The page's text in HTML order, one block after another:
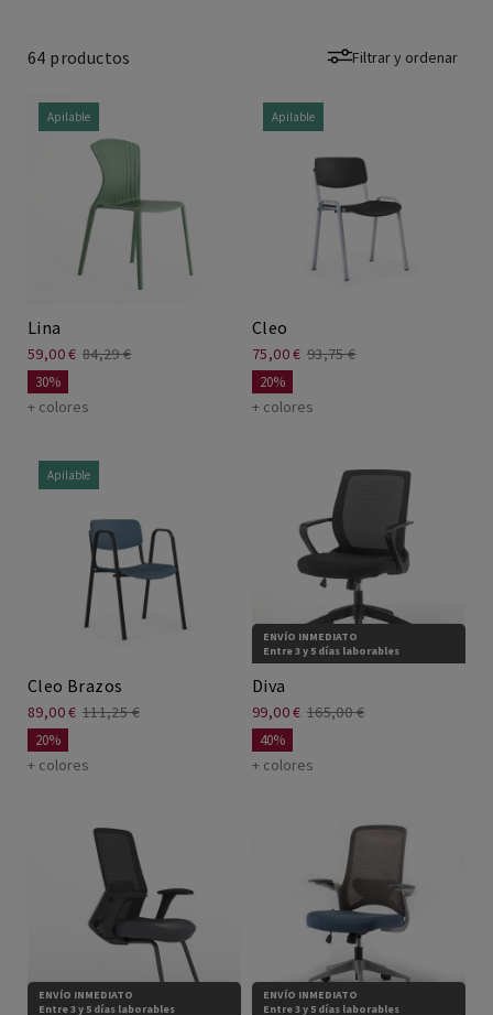
Filtrar y ordenar
64 productos
Apilable
Lina
59,00 € 84,29 €
30%
+ colores
Apilable
Cleo
75,00 € 93,75 €
20%
+ colores
Apilable
Cleo Brazos
89,00 € 111,25 €
20%
+ colores
ENVÍO INMEDIATO
Entre 3 y 5 días laborables
Diva
99,00 € 165,00 €
40%
+ colores
ENVÍO INMEDIATO
Entre 3 y 5 días laborables
ENVÍO INMEDIATO
Entre 3 y 5 días laborables
Sillas teletrabajo
Mesas Elevables
Mesa coworking
Escritorios teletrabajo